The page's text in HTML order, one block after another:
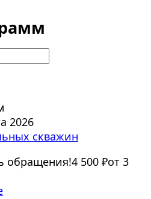
2026
скважин
обращения!4 500 ₽от 3